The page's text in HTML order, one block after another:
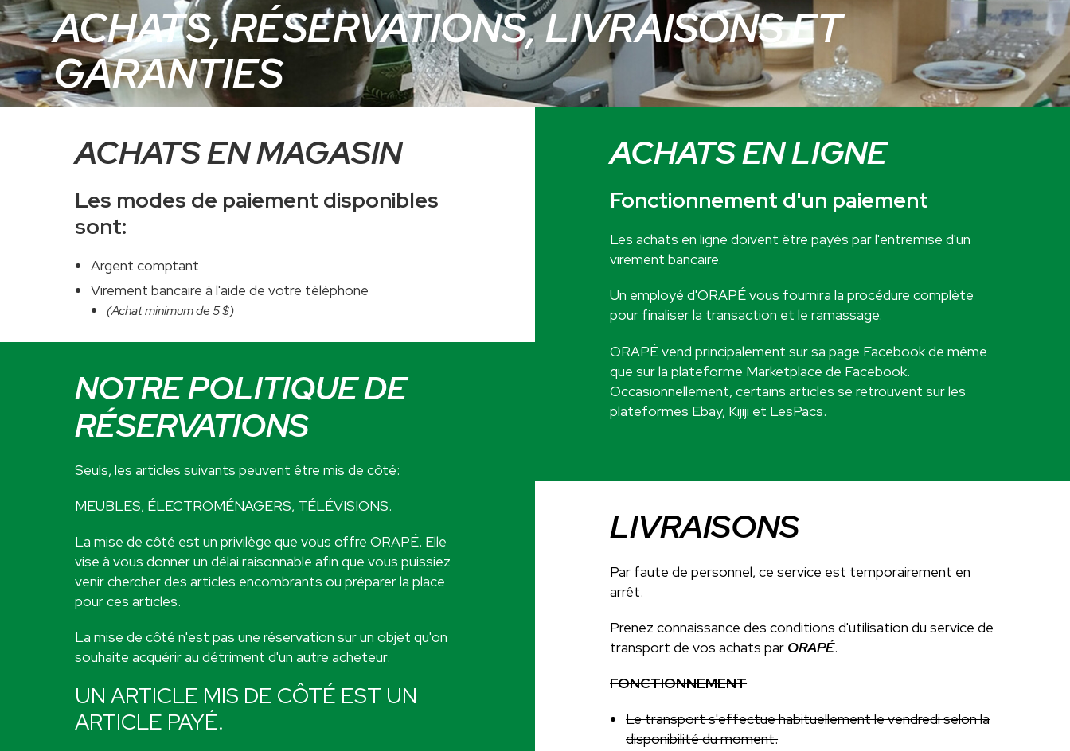
ACHATS, RÉSERVATIONS, LIVRAISONS ET
GARANTIES
ACHATS EN MAGASIN
Les modes de paiement disponibles
sont:
Argent comptant
Virement bancaire à l'aide de votre téléphone
(Achat minimum de 5 $)
ACHATS EN LIGNE
Fonctionnement d'un paiement
Les achats en ligne doivent être payés par l'entremise d'un
virement bancaire.
Un employé d'ORAPÉ vous fournira la procédure complète
pour finaliser la transaction et le ramassage.
ORAPÉ vend principalement sur sa page Facebook de même
que sur la plateforme Marketplace de Facebook.
Occasionnellement, certains articles se retrouvent sur les
plateformes Ebay, Kijiji et LesPacs.
NOTRE POLITIQUE DE
RÉSERVATIONS
Seuls, les articles suivants peuvent être mis de côté:
MEUBLES, ÉLECTROMÉNAGERS, TÉLÉVISIONS.
La mise de côté est un privilège que vous offre ORAPÉ. Elle
vise à vous donner un délai raisonnable afin que vous puissiez
venir chercher des articles encombrants ou préparer la place
pour ces articles.
La mise de côté n'est pas une réservation sur un objet qu'on
souhaite acquérir au détriment d'un autre acheteur.
UN ARTICLE MIS DE CÔTÉ EST UN
ARTICLE PAYÉ.
LIVRAISONS
Par faute de personnel, ce service est temporairement en
arrêt.
Prenez connaissance des conditions d'utilisation du service de
transport de vos achats parORAPÉ.
FONCTIONNEMENT
Le transport s'effectue habituellement le vendredi selon la
disponibilité du moment.